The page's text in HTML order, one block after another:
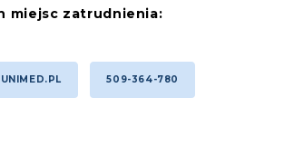
miejsc zatrudnienia:
509-364-780